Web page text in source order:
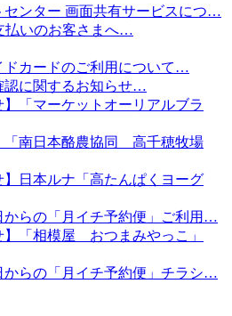
センター 画面共有サービスにつ…
払いのお客さまへ…
ドカードのご利用について…
認に関するお知らせ…
】「マーケットオーリアルブラ
「南日本酪農協同 高千穂牧場
】日本ルナ「高たんぱくヨーグ
からの「月イチ予約便」ご利用…
】「相模屋 おつまみやっこ」
からの「月イチ予約便」チラシ…